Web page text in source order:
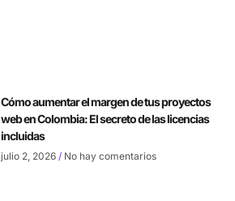
Cómo aumentar el margen de tus proyectos
web en Colombia: El secreto de las licencias
incluidas
julio 2, 2026 No hay comentarios